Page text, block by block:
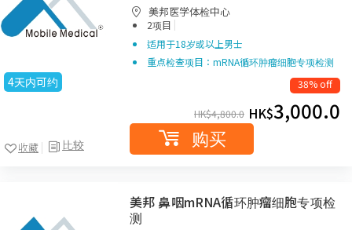
4天内可约
比较
收藏
美邦医学体检中心
2项目 |
适用于18岁或以上男士
重点检查项目：mRNA循环肿瘤细胞专项检测
38% off
HK$4,800.0 HK$3,000.0
购买
美邦 鼻咽mRNA循环肿瘤细胞专项检
测